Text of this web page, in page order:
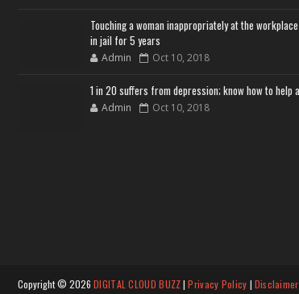
Touching a woman inappropriately at the
in jail for 5 years
Admin Oct 10, 2018
1 in 20 suffers from depression; know how to help
Admin Oct 10, 2018
Copyright © 2026 DIGITAL CLOUD BUZZ|Privacy Policy | Disclaimer